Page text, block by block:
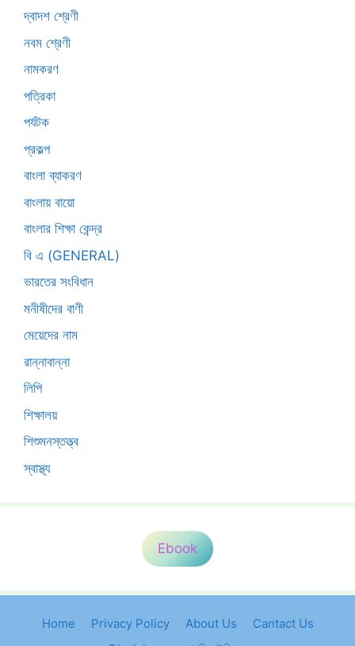
দ্বাদশ শ্রেণী
নবম শ্রেণী
নামকরণ
পত্রিকা
পর্যটক
প্রকল্প
বাংলা ব্যাকরণ
বাংলায় বায়ো
বাংলার শিক্ষা কেন্দ্র
বি এ (GENERAL)
ভারতের সংবিধান
মনীষীদের বাণী
মেয়েদের নাম
রান্নাবান্না
লিপি
শিক্ষালয়
শিশুমনস্তত্ত্ব
স্বাস্থ্য
Ebook
Home Privacy Policy About Us
Cantact Us